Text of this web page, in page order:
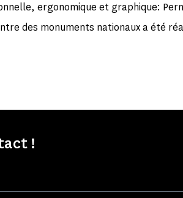
ergonomique et graphique:
des monuments nationaux a été
!